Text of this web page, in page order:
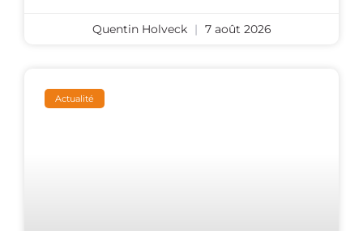
Quentin Holveck 7 août 2026
Actualité